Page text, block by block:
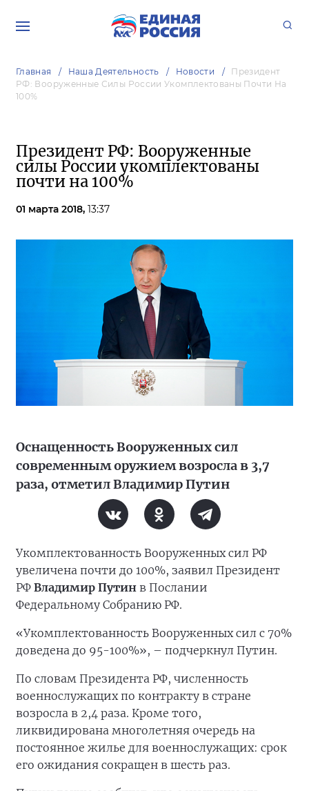
Главная Наша Деятельность Новости
Президент
РФ: Вооруженные Силы России Укомплектованы Почти На
100%
Президент РФ: Вооруженные
силы России укомплектованы
почти на 100%
01 марта 2018, 13:37
Оснащенность Вооруженных сил
современным оружием возросла в 3,7
раза, отметил Владимир Путин
Укомплектованность Вооруженных сил РФ
увеличена почти до 100%, заявил Президент
РФ Владимир Путин в Послании
Федеральному Собранию РФ.
«Укомплектованность Вооруженных сил с 70%
доведена до 95-100%», – подчеркнул Путин.
По словам Президента РФ, численность
военнослужащих по контракту в стране
возросла в 2,4 раза. Кроме того,
ликвидирована многолетняя очередь на
постоянное жилье для военнослужащих: срок
его ожидания сокращен в шесть раз.